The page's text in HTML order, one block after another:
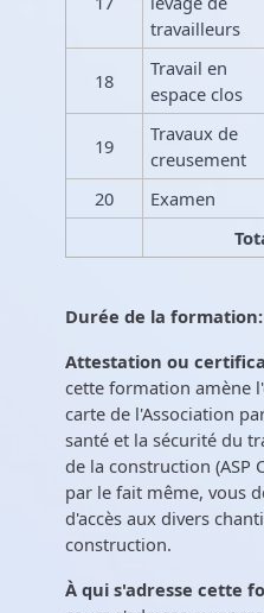
travailleurs
18
Travail en
espace clos
19
Travaux de
creusement
20 Examen
Durée de la formation:
Attestation ou
cette formation amène
carte de l'Association
santé et la sécurité du
de la construction (ASP
par le fait même, vous
d'accès aux divers
construction.
À qui s'adresse cette